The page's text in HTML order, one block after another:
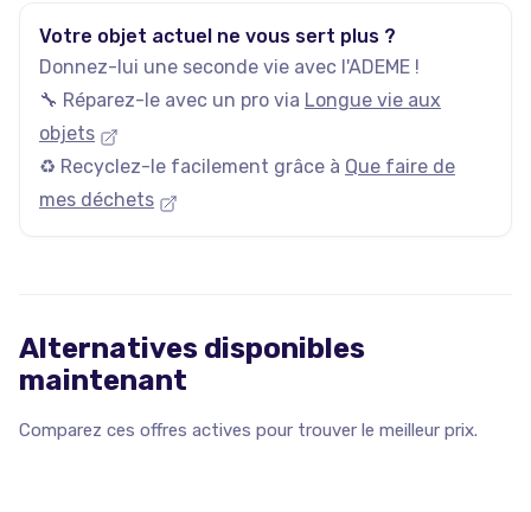
Votre objet actuel ne vous sert plus ?
Donnez-lui une seconde vie avec l'ADEME !
🔧 Réparez-le avec un pro via Longue vie aux
objets
♻️ Recyclez-le facilement grâce à Que faire de
mes déchets
Alternatives disponibles
maintenant
Comparez ces offres actives pour trouver le meilleur prix.